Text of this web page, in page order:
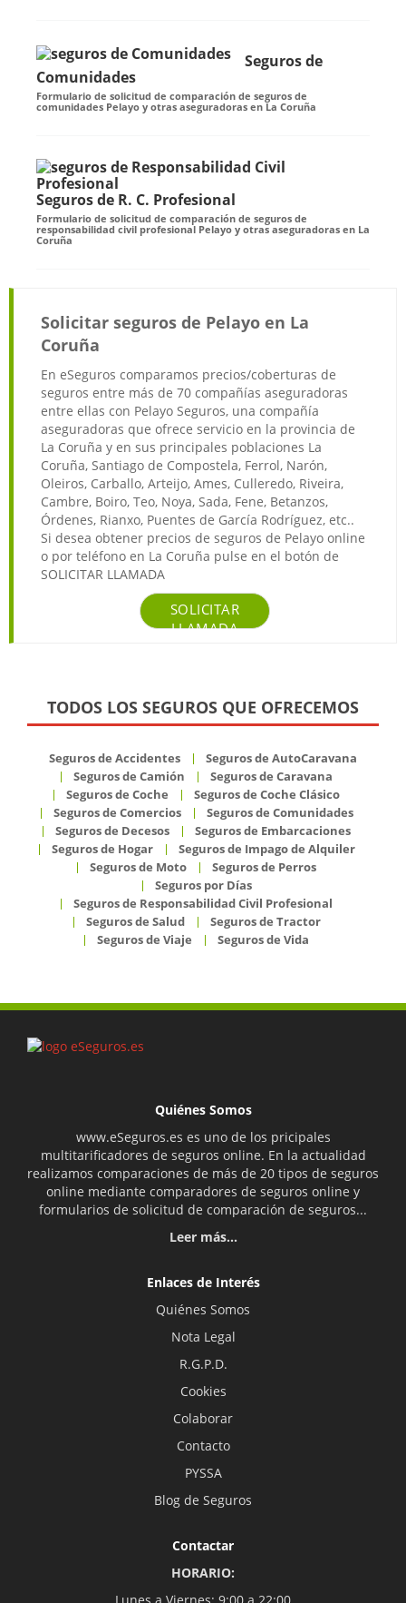
Seguros de
Comunidades
Formulario de solicitud de comparación de seguros de
comunidades Pelayo y otras aseguradoras en La Coruña
Seguros de R. C. Profesional
Formulario de solicitud de comparación de seguros de
responsabilidad civil profesional Pelayo y otras aseguradoras en La
Coruña
Solicitar seguros de Pelayo en La
Coruña
En eSeguros comparamos precios/coberturas de
seguros entre más de 70 compañías aseguradoras
entre ellas con Pelayo Seguros, una compañía
aseguradoras que ofrece servicio en la provincia de
La Coruña y en sus principales poblaciones La
Coruña, Santiago de Compostela, Ferrol, Narón,
Oleiros, Carballo, Arteijo, Ames, Culleredo, Riveira,
Cambre, Boiro, Teo, Noya, Sada, Fene, Betanzos,
Órdenes, Rianxo, Puentes de García Rodríguez, etc..
Si desea obtener precios de seguros de Pelayo online
o por teléfono en La Coruña pulse en el botón de
SOLICITAR LLAMADA
SOLICITAR
LLAMADA
TODOS LOS SEGUROS QUE OFRECEMOS
Seguros de Accidentes
Seguros de AutoCaravana
Seguros de Camión
Seguros de Caravana
Seguros de Coche
Seguros de Coche Clásico
Seguros de Comercios
Seguros de Comunidades
Seguros de Decesos
Seguros de Embarcaciones
Seguros de Hogar
Seguros de Impago de Alquiler
Seguros de Moto
Seguros de Perros
Seguros por Días
Seguros de Responsabilidad Civil Profesional
Seguros de Salud
Seguros de Tractor
Seguros de Viaje
Seguros de Vida
Quiénes Somos
www.eSeguros.es es uno de los pricipales
multitarificadores de seguros online. En la actualidad
realizamos comparaciones de más de 20 tipos de seguros
online mediante comparadores de seguros online y
formularios de solicitud de comparación de seguros...
Leer más...
Enlaces de Interés
Quiénes Somos
Nota Legal
R.G.P.D.
Cookies
Colaborar
Contacto
PYSSA
Blog de Seguros
Contactar
HORARIO: